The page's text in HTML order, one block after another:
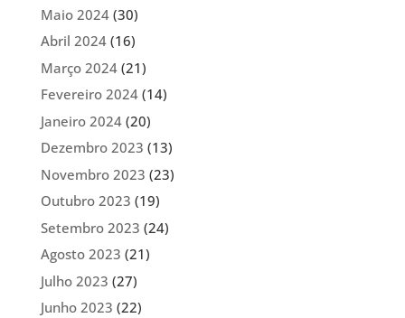
Maio 2024(30)
Abril 2024(16)
Março 2024(21)
Fevereiro 2024(14)
Janeiro 2024(20)
Dezembro 2023 (13)
Novembro 2023 (23)
Outubro 2023 (19)
Setembro 2023 (24)
Agosto 2023 (21)
Julho 2023 (27)
Junho 2023 (22)